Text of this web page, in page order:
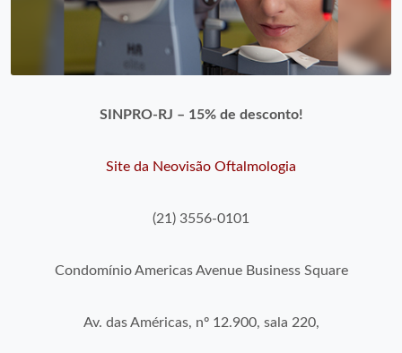
SINPRO-RJ – 15% de desconto!
Site da Neovisão Oftalmologia
(21) 3556-0101
Condomínio Americas Avenue Business Square
Av. das Américas, nº 12.900, sala 220,